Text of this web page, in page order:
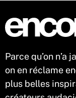
Parce qu’on
on en réclame
plus belles